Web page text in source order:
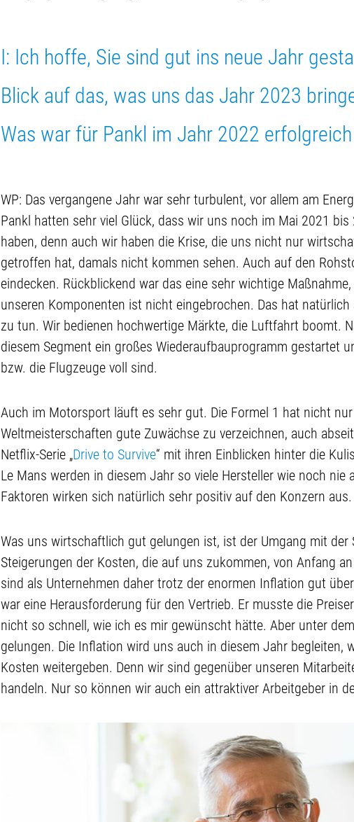
I: Ich hoffe, Sie sind gut ins neue Jahr
Blick auf das, was uns das Jahr 2023
Was war für Pankl im Jahr 2022
WP: Das vergangene Jahr war sehr turbulent, vor allem am
Pankl hatten sehr viel Glück, dass wir uns noch im Mai 2021
haben, denn auch wir haben die Krise, die uns nicht nur
getroffen hat, damals nicht kommen sehen. Auch auf den
eindecken. Rückblickend war das eine sehr wichtige
unseren Komponenten ist nicht eingebrochen. Das hat
zu tun. Wir bedienen hochwertige Märkte, die Luftfahrt boomt.
diesem Segment ein großes Wiederaufbauprogramm gestartet
bzw. die Flugzeuge voll sind.
Auch im Motorsport läuft es sehr gut. Die Formel 1 hat nicht
Weltmeisterschaften gute Zuwächse zu verzeichnen, auch
Netflix-Serie „Drive to Survive“ mit ihren Einblicken hinter die
Le Mans werden in diesem Jahr so viele Hersteller wie noch nie
Faktoren wirken sich natürlich sehr positiv auf den Konzern aus.
Was uns wirtschaftlich gut gelungen ist, ist der Umgang mit der
Steigerungen der Kosten, die auf uns zukommen, von Anfang
sind als Unternehmen daher trotz der enormen Inflation gut
war eine Herausforderung für den Vertrieb. Er musste die
nicht so schnell, wie ich es mir gewünscht hätte. Aber unter
gelungen. Die Inflation wird uns auch in diesem Jahr begleiten,
Kosten weitergeben. Denn wir sind gegenüber unseren
handeln. Nur so können wir auch ein attraktiver Arbeitgeber in